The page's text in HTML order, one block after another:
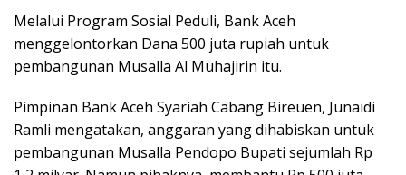
Melalui Program Sosial Peduli, Bank Aceh
menggelontorkan Dana 500 juta rupiah untuk
pembangunan Musalla Al Muhajirin itu.
Pimpinan Bank Aceh Syariah Cabang Bireuen, Junaidi
Ramli mengatakan, anggaran yang dihabiskan untuk
pembangunan Musalla Pendopo Bupati sejumlah Rp